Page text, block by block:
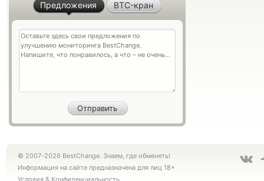
Предложения BTC-кран
© 2007-2026 BestChange. Знаем, где обменять!
Информация на сайте предназначена для лиц 18+
Условия & Конфиденциальность